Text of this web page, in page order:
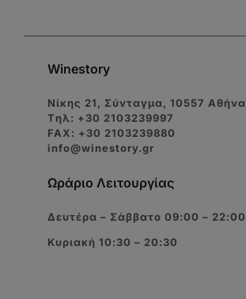
Winestory
Νίκης 21, Σύνταγμα, 10557 Αθήνα
Tηλ: +30 2103239997
FAX: +30 2103239880
info@winestory.gr
Ωράριο Λειτουργίας
Δευτέρα – Σάββατο 09:00 – 22:00
Κυριακή 10:30 – 20:30